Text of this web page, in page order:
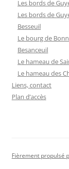
Les bords de
Les bords de
Besseuil
Le bourg de
Besanceuil
Le hameau de
Le hameau des
Liens, contact
Plan d’accès
Fièrement propulsé